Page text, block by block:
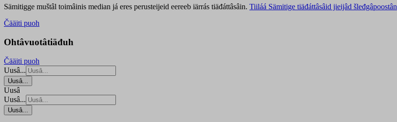
Sämitigge muštâl toimâinis median já eres perusteijeid eereeb iärrás tiäđáttâsâin. Tiiláá Sämitige tiäđáttâsâid jieijâd šleđgâpoostân
Čääiti puoh
Ohtâvuotâtiäđuh
Čääiti puoh
Uusâ...
Uusâ...
Uusâ
Uusâ...
Uusâ...